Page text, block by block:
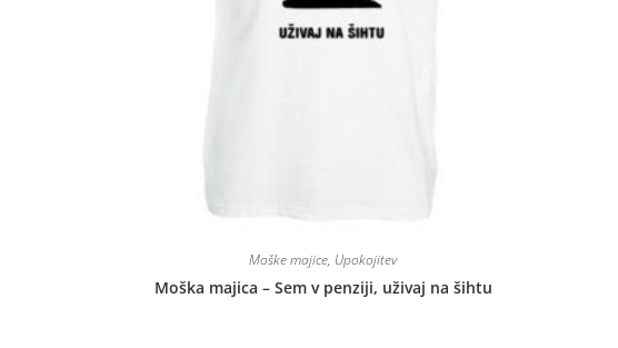
Moške majice, Upokojitev
Moška majica – Sem v penziji, uživaj na šihtu